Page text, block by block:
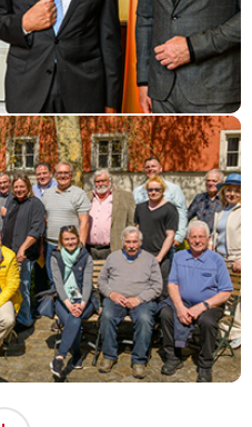
und unvergesslicher